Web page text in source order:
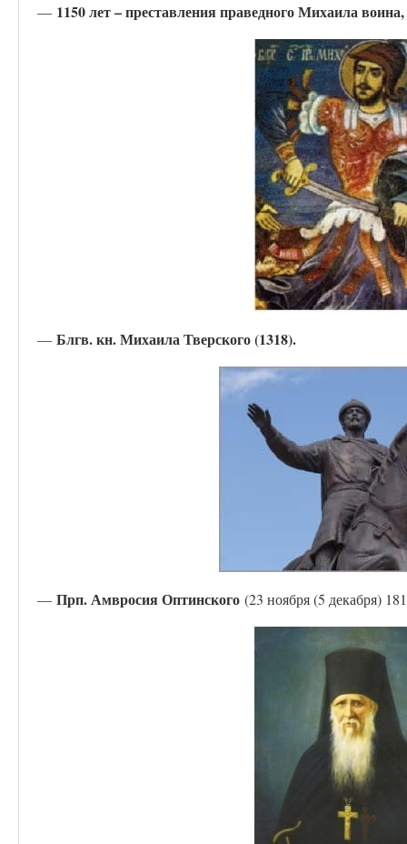
— 1150 лет – преставления праведного Михаила
— Блгв. кн. Михаила Тверского (1318).
— Прп. Амвросия Оптинского (23 ноября (5 декабря)